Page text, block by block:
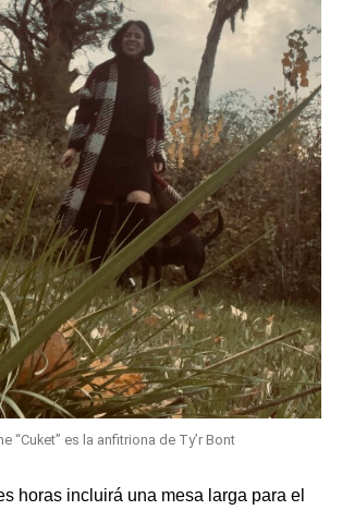
“Cuket” es la anfitriona de Ty’r Bont
horas incluirá una mesa larga para el